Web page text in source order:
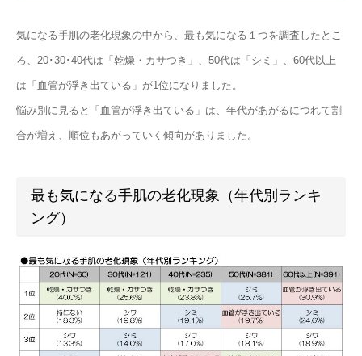
気になる手肌の老化現象の中から、最も気になる１つを調査したとこ
ろ、20･30･40代は「乾燥・カサつき」、50代は「シミ」、60代以上
は「血管が浮き出ている」が1位になりました。
悩み別に見ると「血管が浮き出ている」は、年代があがるにつれて割
合が増え、順位もあがっていく傾向がありました。
最も気になる手肌の老化現象（年代別ランキ
ング）